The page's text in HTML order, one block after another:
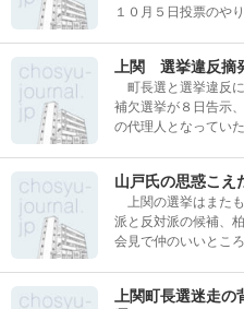
１０月５日投票のや
上関 選挙違反摘
町長選と選挙違反
補欠選挙が８日告示
の代理人となってい
山戸氏の思惑こ
上関の選挙はまた
派と反対派の候補、
会見で仲のいいとこ
上関町長選迷走